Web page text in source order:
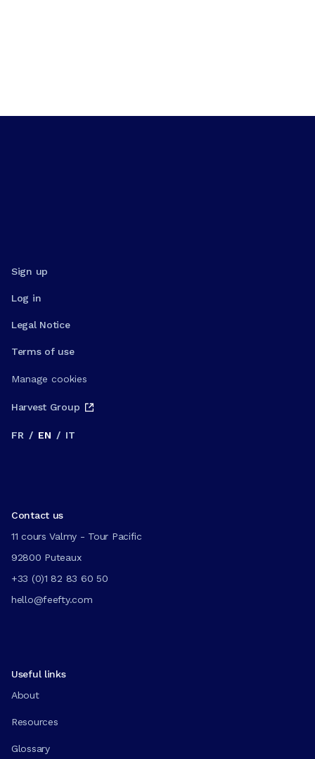
Sign up
Log in
Legal Notice
Terms of use
Manage cookies
Harvest Group
FR / EN / IT
Contact us
11 cours Valmy - Tour Pacific
92800 Puteaux
+33 (0)1 82 83 60 50
hello@feefty.com
Useful links
About
Resources
Glossary